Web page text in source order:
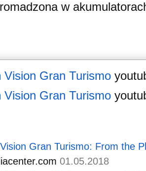
w
Vision Gran Turismo
Vision Gran Turismo
Gran Turismo: From the
01.05.2018